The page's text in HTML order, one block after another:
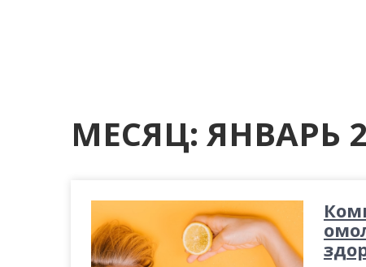
МЕСЯЦ: ЯНВАРЬ